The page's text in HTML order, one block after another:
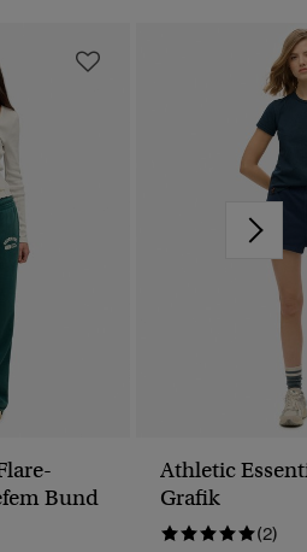
Bund
Athletic
Grafik
(2)